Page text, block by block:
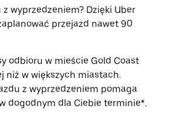
wyprzedzeniem? Dzięki Uber
przejazd nawet 90
odbioru w mieście Gold Coast
niż w większych miastach.
z wyprzedzeniem pomaga
dogodnym dla Ciebie terminie*.